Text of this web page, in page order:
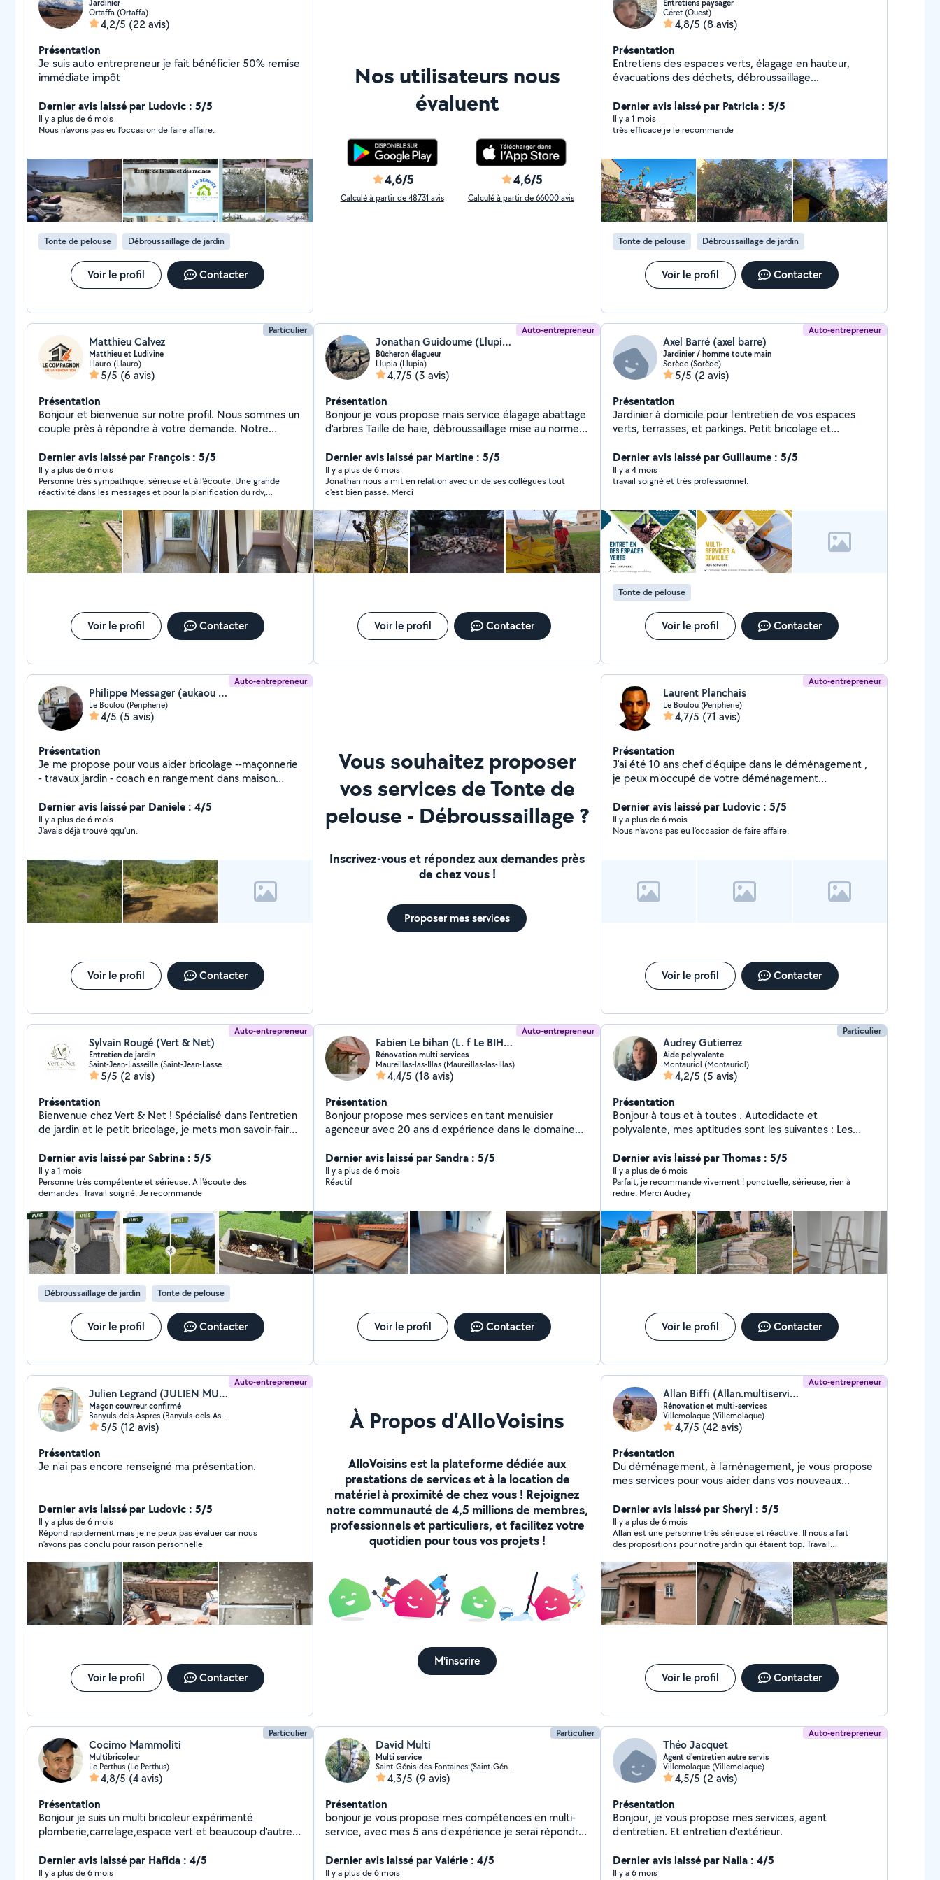
Jardinier
Ortaffa (Ortaffa)
4,2/5 (22 avis)
Présentation
Je suis auto entrepreneur je fait bénéficier 50% remise
immédiate impôt
Dernier avis laissé par Ludovic : 5/5
Il y a plus de 6 mois
Nous n’avons pas eu l’occasion de faire affaire.
Tonte de pelouse Débroussaillage de jardin
Voir le profil Contacter
Nos utilisateurs nous
évaluent
4,6/5
Calculé à partir de 48731 avis
4,6/5
Calculé à partir de 66000 avis
Entretiens paysager
Céret (Ouest)
4,8/5 (8 avis)
Présentation
Entretiens des espaces verts, élagage en hauteur,
évacuations des déchets, débroussaillage...
Dernier avis laissé par Patricia : 5/5
Il y a 1 mois
très efficace je le recommande
Tonte de pelouse Débroussaillage de jardin
Voir le profil Contacter
Particulier
Matthieu Calvez
Matthieu et Ludivine
Llauro (Llauro)
5/5 (6 avis)
Présentation
Bonjour et bienvenue sur notre profil. Nous sommes un
couple près à répondre à votre demande. Notre
Ce pourquoi aujourd'hui nous démarrons notre
entreprise en multi services. Nos différentes
prestations sont: Pour madame, Service en
restauration Aide ménagère Aide à domicile Pour
monsieur, Entretiens extérieur Divers travaux de
rénovation Nous sommes un couple dynamique et
amoureux du travail bien fait. N'hésitez pas à nous
contacter pour toute vos demandes nous nous ferons
un plaisir d'y répondre. Cordialement Matthieu et
Dernier avis laissé par François : 5/5
Il y a plus de 6 mois
Personne très sympathique, sérieuse et à l'écoute. Une grande
réactivité dans les messages et pour la planification du rdv,
recherchais, Je recommande vivement.
Voir le profil Contacter
Auto-entrepreneur
Jonathan Guidoume (Llupia bois)
Bûcheron élagueur
Llupia (Llupia)
4,7/5 (3 avis)
Présentation
Bonjour je vous propose mais service élagage abattage
d'arbres Taille de haie, débroussaillage mise au norme
2015
Dernier avis laissé par Martine : 5/5
Il y a plus de 6 mois
Jonathan nous a mit en relation avec un de ses collègues tout
c'est bien passé. Merci
Voir le profil Contacter
Auto-entrepreneur
Axel Barré (axel barre)
Jardinier / homme toute main
Sorède (Sorède)
5/5 (2 avis)
Présentation
Jardinier à domicile pour l'entretien de vos espaces
verts, terrasses, et parkings. Petit bricolage et
de 50% d'avance immédiate de crédit d'impôts avec
nos services.
Dernier avis laissé par Guillaume : 5/5
Il y a 4 mois
travail soigné et très professionnel.
Tonte de pelouse
Voir le profil Contacter
Auto-entrepreneur
Philippe Messager (aukaou loc)
Le Boulou (Peripherie)
4/5 (5 avis)
Présentation
Je me propose pour vous aider bricolage --maçonnerie
- travaux jardin - coach en rangement dans maison
outillage
Dernier avis laissé par Daniele : 4/5
Il y a plus de 6 mois
J'avais déjà trouvé qqu'un.
Voir le profil Contacter
Vous souhaitez proposer
vos services de Tonte de
pelouse - Débroussaillage ?
Inscrivez-vous et répondez aux demandes près
de chez vous !
Proposer mes services
Auto-entrepreneur
Laurent Planchais
Le Boulou (Peripherie)
4,7/5 (71 avis)
Présentation
J'ai été 10 ans chef d'équipe dans le déménagement ,
je peux m'occupé de votre déménagement
.10 ans chef d'équipe dans le btp . Je peux aussi
m'occuper de votre jardin : passé la tondeuse,
débroussailler , nettoyer et faire vos haies mais aussi
sera être apprécié . (ma femme est de nouveau
disponible tout aussi efficace sérieuses elle peut faire
Dernier avis laissé par Ludovic : 5/5
Il y a plus de 6 mois
Nous n’avons pas eu l’occasion de faire affaire.
Voir le profil Contacter
Auto-entrepreneur
Sylvain Rougé (Vert & Net)
Entretien de jardin
Saint-Jean-Lasseille (Saint-Jean-Lasseille)
5/5 (2 avis)
Présentation
Bienvenue chez Vert & Net ! Spécialisé dans l'entretien
de jardin et le petit bricolage, je mets mon savoir-faire
un intérieur fonctionnel. Fort de 3 ans d'expérience, je
suis basé à Saint-Jean-Lasseille et je me déplace avec
plaisir dans un large rayon de 30 km aux alentours. Mes
domaines d'expertise : Entretien de jardin : Tonte de
pelouse, taille de haies et d'arbustes, désherbage,
débroussaillage, nettoyage de massifs et évacuation
de vos déchets verts. Petit bricolage : Montage de
meubles, fixation d'étagères, tringles ou cadres, petites
réparations et aide pour tous vos petits travaux de la
maison.
Dernier avis laissé par Sabrina : 5/5
Il y a 1 mois
Personne très compétente et sérieuse. A l'écoute des
demandes. Travail soigné. Je recommande
Débroussaillage de jardin Tonte de pelouse
Voir le profil Contacter
Auto-entrepreneur
Fabien Le bihan (L. f Le BIHAN)
Rénovation multi services
Maureillas-las-Illas (Maureillas-las-Illas)
4,4/5 (18 avis)
Présentation
Bonjour propose mes services en tant menuisier
agenceur avec 20 ans d expérience dans le domaine
années je me suis diversifié pose de carrelage faïence
petite plomberie peinture. Etc aussi manutention
montage de meubles casser des cloisons murs et plus
Dernier avis laissé par Sandra : 5/5
Il y a plus de 6 mois
Réactif
Voir le profil Contacter
Particulier
Audrey Gutierrez
Aide polyvalente
Montauriol (Montauriol)
4,2/5 (5 avis)
Présentation
Bonjour à tous et à toutes . Autodidacte et
polyvalente, mes aptitudes sont les suivantes : Les
peinture, petite plomberie, montage de meubles,
suspensions.... Espaces vert : Débroussaillage, petit
élagage ou abattage d'arbre , tonte et taille . J'ai à ma
disposition un camion benne , me permettant
dévacuer ( gravats, déchets verts, meubles destinés à
la déchetterie). Possibilités de ménage chez les
particuliers. Je travaille souvent avec mon binôme pour
plus d'efficacité. Cordialement.
Dernier avis laissé par Thomas : 5/5
Il y a plus de 6 mois
Parfait, je recommande vivement ! ponctuelle, sérieuse, rien à
redire. Merci Audrey
Voir le profil Contacter
Auto-entrepreneur
Julien Legrand (JULIEN MULTISERVICES)
Maçon couvreur confirmé
Banyuls-dels-Aspres (Banyuls-dels-Aspres)
5/5 (12 avis)
Présentation
Je n'ai pas encore renseigné ma présentation.
Dernier avis laissé par Ludovic : 5/5
Il y a plus de 6 mois
Répond rapidement mais je ne peux pas évaluer car nous
n’avons pas conclu pour raison personnelle
Voir le profil Contacter
À Propos d’AlloVoisins
AlloVoisins est la plateforme dédiée aux
prestations de services et à la location de
matériel à proximité de chez vous ! Rejoignez
notre communauté de 4,5 millions de membres,
professionnels et particuliers, et facilitez votre
quotidien pour tous vos projets !
M'inscrire
Auto-entrepreneur
Allan Biffi (Allan.multiservices66)
Rénovation et multi-services
Villemolaque (Villemolaque)
4,7/5 (42 avis)
Présentation
Du déménagement, à l'aménagement, je vous propose
mes services pour vous aider dans vos nouveaux
ébénisterie ainsi que dans l'agencement et la pose de
cuisine, et tout mobilier en kit. Dans la rénovation, je
touche à ces corps de métiers : électricité, plomberie,
isolation , placo, carrelage, peinture, mur de pierres,
montage et pose de meubles , bardage extérieur , etc.
Je ne fais pas de grosse maçonnerie (quand je ne
maîtrise pas quelque chose je préfère le dire)..
N'hésitez pas à me contacter pour toutes demandes,
j'y répondrai avec plaisir. DEVIS GRATUIT A très vite !
Dernier avis laissé par Sheryl : 5/5
Il y a plus de 6 mois
Allan est une personne très sérieuse et réactive. Il nous a fait
des propositions pour notre jardin qui étaient top. Travail
et nous le recommandons sans hésiter!!!
Voir le profil Contacter
Particulier
Cocimo Mammoliti
Multibricoleur
Le Perthus (Le Perthus)
4,8/5 (4 avis)
Présentation
Bonjour je suis un multi bricoleur expérimenté
plomberie,carrelage,espace vert et beaucoup d'autres
Dernier avis laissé par Hafida : 4/5
Il y a plus de 6 mois
Particulier
David Multi
Multi service
Saint-Génis-des-Fontaines (Saint-Génis-des-Fontaines)
4,3/5 (9 avis)
Présentation
bonjour je vous propose mes compétences en multi-
service, avec mes 5 ans d'expérience je serai répondre
Dernier avis laissé par Valérie : 4/5
Il y a plus de 6 mois
Auto-entrepreneur
Théo Jacquet
Agent d'entretien autre servis
Villemolaque (Villemolaque)
4,5/5 (2 avis)
Présentation
Bonjour, je vous propose mes services, agent
d'entretien. Et entretien d'extérieur.
Dernier avis laissé par Naila : 4/5
Il y a 6 mois